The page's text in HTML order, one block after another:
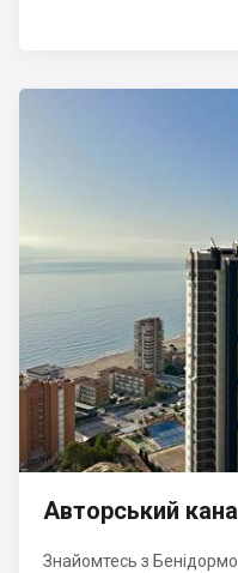
Авторський
Знайомтесь з